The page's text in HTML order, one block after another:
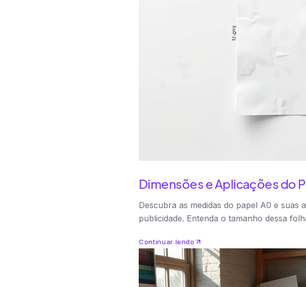
Dimensões e Aplicações do
Descubra as medidas do papel A0 e suas
publicidade. Entenda o tamanho dessa
Continuar lendo